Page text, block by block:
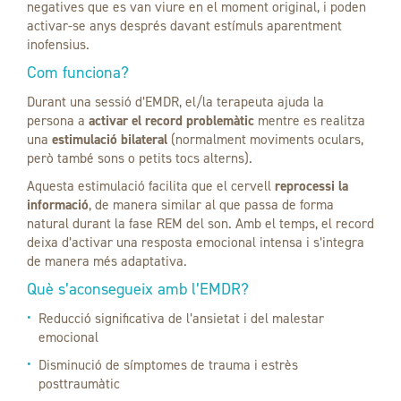
negatives que es van viure en el moment original, i poden
activar-se anys després davant estímuls aparentment
inofensius.
Com funciona?
Durant una sessió d’EMDR, el/la terapeuta ajuda la
persona a activar el record problemàtic mentre es realitza
una estimulació bilateral (normalment moviments oculars,
però també sons o petits tocs alterns).
Aquesta estimulació facilita que el cervellreprocessi la
informació, de manera similar al que passa de forma
natural durant la fase REM del son. Amb el temps, el record
deixa d’activar una resposta emocional intensa i s’integra
de manera més adaptativa.
Què s’aconsegueix amb l’EMDR?
Reducció significativa de l’ansietat i del malestar
emocional
Disminució de símptomes de trauma i estrès
posttraumàtic